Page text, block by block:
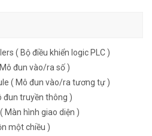
( Bộ điều khiển logic PLC )
đun vào/ra số )
( Mô đun vào/ra tương tự )
đun truyền thông )
Màn hình giao diện )
một chiều )